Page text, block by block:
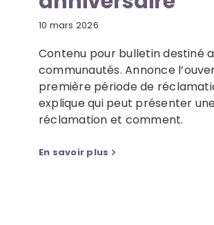
10 mars 2026
Contenu pour bulletin destiné
communautés. Annonce
première période de
explique qui peut présenter
réclamation et comment.
En savoir plus